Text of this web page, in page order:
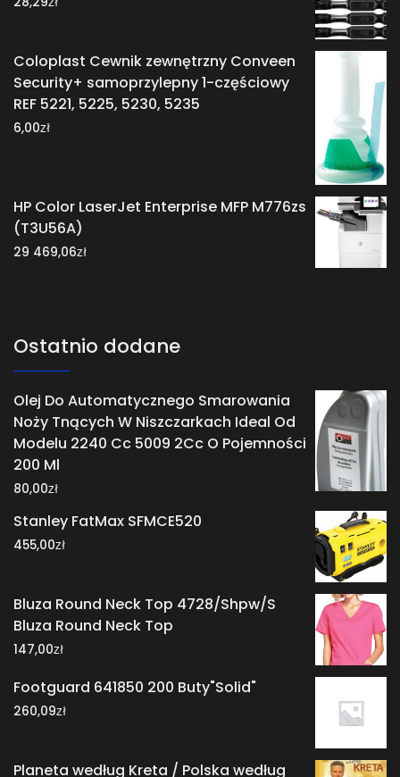
Coloplast Cewnik zewnętrzny Conveen
Security+ samoprzylepny 1-częściowy
REF 5221, 5225, 5230, 5235
6,00zł
HP Color LaserJet Enterprise MFP M776zs
(T3U56A)
29 469,06zł
Ostatnio dodane
Olej Do Automatycznego Smarowania
Noży Tnących W Niszczarkach Ideal Od
Modelu 2240 Cc 5009 2Cc O Pojemności
200 Ml
80,00zł
Stanley FatMax SFMCE520
455,00zł
Bluza Round Neck Top 4728/Shpw/S
Bluza Round Neck Top
147,00zł
Footguard 641850 200 Buty"Solid"
260,09zł
Planeta według Kreta / Polska według